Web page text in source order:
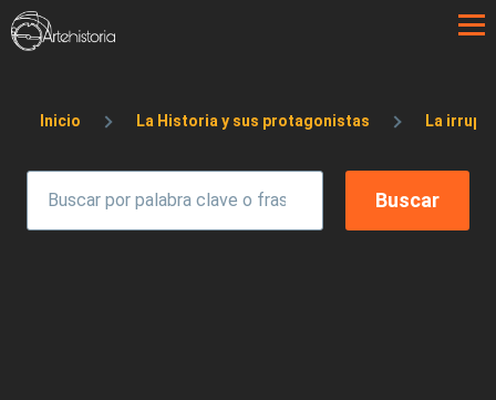
Pasar al contenido principal
Sobrescribir enlaces de ayuda a la
Inicio La Historia y sus protagonistas La